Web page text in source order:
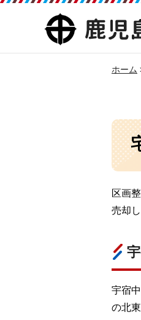
鹿児島市
ホーム
区画
売却し
宇宿
の北